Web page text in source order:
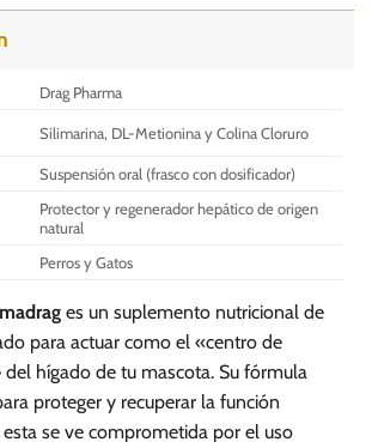
Drag Pharma
Silimarina, DL-Metionina y Colina Cloruro
Suspensión oral (frasco con dosificador)
Protector y regenerador hepático de origen
natural
Perros y Gatos
es un suplemento nutricional de
para actuar como el «centro de
hígado de tu mascota. Su fórmula
proteger y recuperar la función
se ve comprometida por el uso